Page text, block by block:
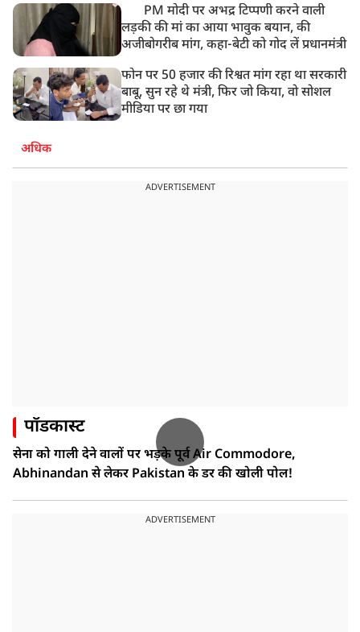
PM मोदी पर अभद्र टिप्पणी करने वाली
लड़की की मां का आया भावुक बयान, की
अजीबोगरीब मांग, कहा-बेटी को गोद लें प्रधानमंत्री
फोन पर 50 हजार की रिश्वत मांग रहा था सरकारी
बाबू, सुन रहे थे मंत्री, फिर जो किया, वो सोशल
मीडिया पर छा गया
अधिक
ADVERTISEMENT
पॉडकास्ट
सेना को गाली देने वालों पर भड़के पूर्व Air Commodore,
Abhinandan से लेकर Pakistan के डर की खोली पोल!
ADVERTISEMENT